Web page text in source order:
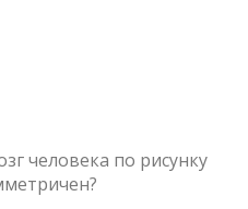
человека по рисунку